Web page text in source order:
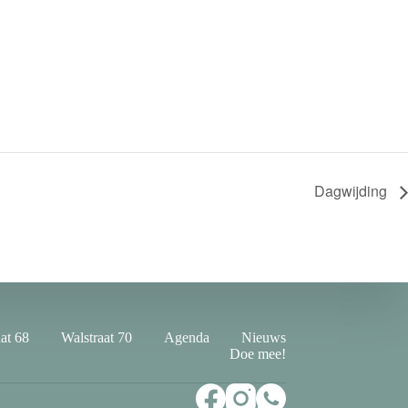
Dagwijding
68 Walstraat 70 Agenda
Nieuws
Doe mee!